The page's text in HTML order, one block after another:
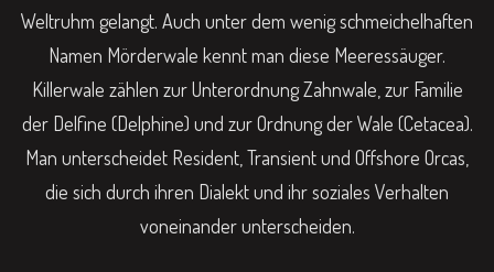
Weltruhm gelangt. Auch unter dem wenig schmeichelhaften
Namen Mörderwale kennt man diese Meeressäuger.
Killerwale zählen zur Unterordnung Zahnwale, zur Familie
der Delfine (Delphine) und zur Ordnung der Wale (Cetacea).
Man unterscheidet Resident, Transient und Offshore Orcas,
die sich durch ihren Dialekt und ihr soziales Verhalten
voneinander unterscheiden.